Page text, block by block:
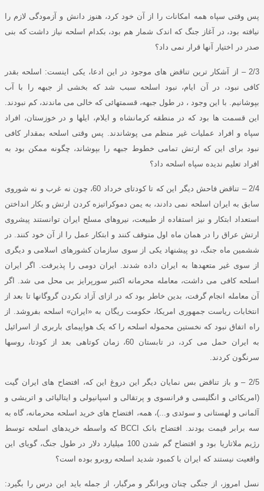
پس وقتی سپاه همه امکانات را از آن خود کرد، هنوز دانش و آزمودگی لازم را
نیافته بود، در آغاز جنگ که اندک شمار هم بود، بکدام اسلحه نیاز داشت که بنی
صدر در اختیار آنها قرار نمی داد؟
2/3 – از آشکار ترین تناقض های موجود در این ادعا، یکی اینست:
اسلحه بقدر
کافی نبود، در آن ایام، نبود اسلحه سبب شد که بخشی از جبهه را با آب
بپوشانیم
با این وجود ، در طول جبهه، قسمتهائی که خالی می ماندند، کم نبودند
این قسمت ها بود که در منطقه کرمانشاه و ایلام، ایلها و در خوزستان، افراد
سپاه و افراد عملیات غیر منظم می پوشاندند
پس وقتی اسلحه بمقدار کافی
نبود برای این که ارتش تمامی خطوط جبهه را بپوشاند، چگونه ممکن بود به
افراد تعلیم ندیده سپاه اسلحه داد؟
2/4 – تناقض فاحش دیگر این که تا کودتای خرداد 60، چون نه غرب و نه شوروی
سابق به ایران اسلحه نمی دادند، به یمن دموکراتیزه کردن ارتش و بکار انداختن
استعداد ابتکار و نیز استفاده از طبیعت، نیروهای مسلح ایران توانستند پیشروی
ارتش عراق را در همان ماه اول متوقف کنند و ابتکار عمل را از آن خود کنند
در
ششمین ماه جنگ، دو پیشنهاد یکی از سوی سازمان کشورهای اسلامی و دیگری
از سوی غیر متعهدها به ایران داده شدند
ایران دومی را پذیرفت
اگر ایران
اسلحه کافی می داشت، معامله محرمانه اکتبر سورپرایز بی محل می شد
اگر
آن معامله انجام گرفت، بدین خاطر بود که در ازای آزاد نکردن گروگانها تا بعد از
انتخابات ریاست جمهوری امریکا، حکومت ریگان به «ایران» اسلحه بفروشد
از
راه اتفاق نبود که نخستین محموله اسلحه را که یک هواپیمای باربری از اسرائیل
به ایران حمل می کرد، در تابستان 60، زمان کوتاهی بعد از کودتا، روسها
سرنگون کردند
2/5
–و باز تناقض بس نمایان دیگر این دروغ این که، افتضاح های ایران گیت
( امریکائی و انگلیسی و فرانسوی و پرتقالی و اسپانیولی و ایتالیائی و اتریشی و
آلمانی و لهستانی و سوئدی و ...)، همه، افتضاح های خرید اسلحه محرمانه، گاه به
سه برابر قیمت بودند
افتضاح بانک BCCI که واسطه خریدهای اسلحه توسط
رژیم ملاتاریا بود و افتضاح گم شدن100 میلیارد دلار در طول جنگ، گویای این
واقعیت نیستند که ایران با کمبود شدید اسلحه روبرو بوده است؟
نسل امروز ، از جنگی چنان ویرانگر و مرگبار، از جمله باید این درس را بگیرد :